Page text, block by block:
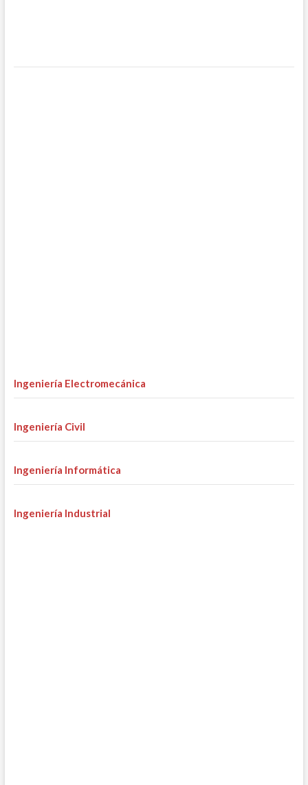
Ingeniería Electromecánica
Ingeniería Civil
Ingeniería Informática
Ingeniería Industrial